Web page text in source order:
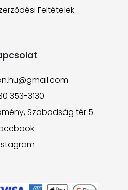
Feltételek
353-3130
Szabadság tér 5